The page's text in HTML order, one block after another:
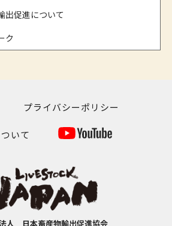
出促進について
ク
プライバシーポリシー
いて
人 日本畜産物輸出促進協会